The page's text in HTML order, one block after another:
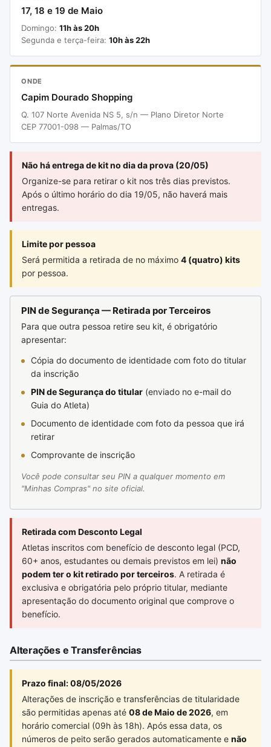
17, 18 e 19 de Maio
Domingo: 11h às 20h
Segunda e terça-feira: 10h às 22h
ONDE
Capim Dourado Shopping
Q. 107 Norte Avenida NS 5, s/n — Plano Diretor Norte
CEP 77001-098 — Palmas/TO
Não há entrega de kit no dia da prova (20/05)
Organize-se para retirar o kit nos três dias previstos.
Após o último horário do dia 19/05, não haverá mais
entregas.
Limite por pessoa
Será permitida a retirada de no máximo 4 (quatro) kits
por pessoa.
PIN de Segurança — Retirada por Terceiros
Para que outra pessoa retire seu kit, é obrigatório
apresentar:
Cópia do documento de identidade com foto do titular
da inscrição
PIN de Segurança do titular (enviado no e-mail do
Guia do Atleta)
Documento de identidade com foto da pessoa que irá
retirar
Comprovante de inscrição
Você pode consultar seu PIN a qualquer momento em
"Minhas Compras" no site oficial.
Retirada com Desconto Legal
Atletas inscritos com benefício de desconto legal (PCD,
60+ anos, estudantes ou demais previstos em lei) não
podem ter o kit retirado por terceiros. A retirada é
exclusiva e obrigatória pelo próprio titular, mediante
apresentação do documento original que comprove o
benefício.
Alterações e Transferências
Prazo final: 08/05/2026
Alterações de inscrição e transferências de titularidade
são permitidas apenas até 08 de Maio de 2026, em
horário comercial (09h às 18h). Após essa data, os
números de peito serão gerados automaticamente e não